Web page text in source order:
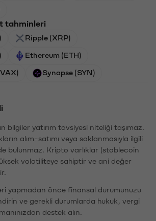
tahminleri
Ripple (XRP)
Ethereum (ETH)
Synapse (SYN)
bilgiler yatırım tavsiyesi niteliği taşımaz.
alım-satımı veya saklanmasıyla ilgili
bulunmaz. Kripto varlıklar (stablecoin
volatiliteye sahiptir ve ani değer
yapmadan önce finansal durumunuzu
ve gerekli durumlarda hukuk, vergi
destek alın.